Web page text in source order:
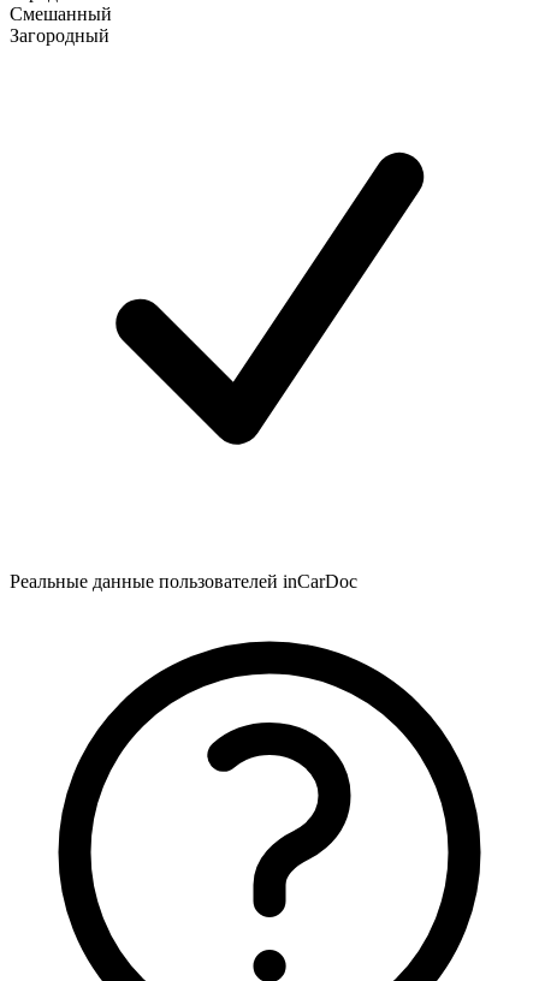
Смешанный
Загородный
Реальные данные пользователей inCarDoc